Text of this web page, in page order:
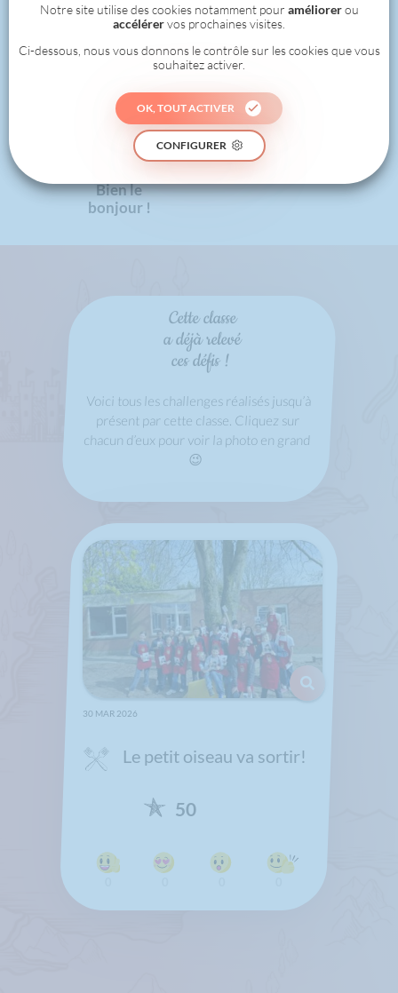
Les badges
Bien le
bonjour !
Cette classe
a déjà relevé
ces défis !
Voici tous les challenges réalisés jusqu’à
présent par cette classe. Cliquez sur
chacun d’eux pour voir la photo en grand
😉
30 MAR 2026
Le petit oiseau va sortir!
50
Notre site utilise des cookies notamment pour améliorerou
accélérervos prochaines visites.
Ci-dessous, nous vous donnons le contrôle sur les cookies que vous
souhaitez activer.
OK, TOUT ACTIVER
CONFIGURER